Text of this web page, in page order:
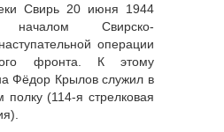
Свирь 20 июня 1944
Свирско-
операции
фронта. К этому
Фёдор Крылов служил в
полку (114-я стрелковая